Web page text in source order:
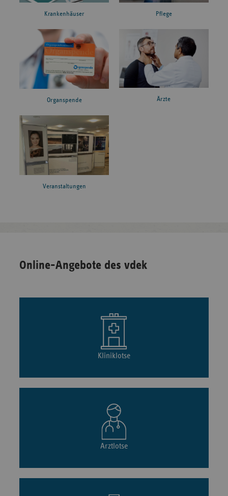
Krankenhäuser Pflege
Organspende Ärzte
Veranstaltungen
Online-Angebote des vdek
Kliniklotse
Arztlotse